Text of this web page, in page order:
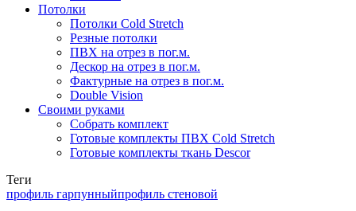
Потолки
Потолки Cold Stretch
Резные потолки
ПВХ на отрез в пог.м.
Дескор на отрез в пог.м.
Фактурные на отрез в пог.м.
Double Vision
Своими руками
Собрать комплект
Готовые комплекты ПВХ Cold Stretch
Готовые комплекты ткань Descor
Теги
профиль гарпунныйпрофиль стеновой